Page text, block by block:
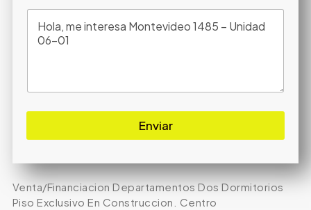
Enviar
Venta/Financiacion Departamentos Dos Dormitorios
Piso Exclusivo En Construccion. Centro